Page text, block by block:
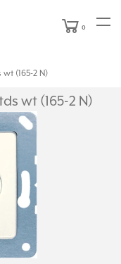
0
(165-2 N)
wt (165-2 N)